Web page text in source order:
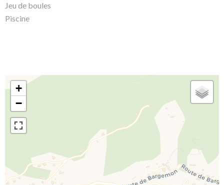
Jeu de boules
Piscine
+
−